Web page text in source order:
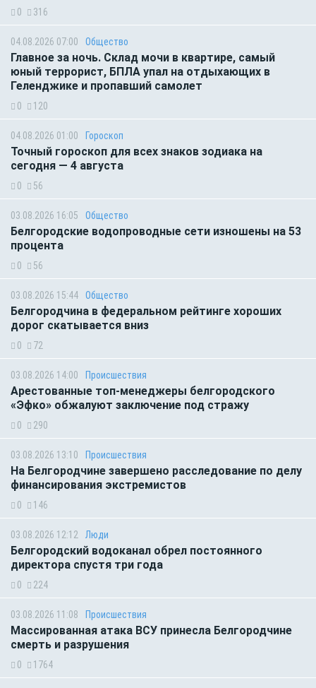
0 316
04.08.2026 07:00 Общество
Главное за ночь. Склад мочи в квартире, самый
юный террорист, БПЛА упал на отдыхающих в
Геленджике и пропавший самолет
0 120
04.08.2026 01:00 Гороскоп
Точный гороскоп для всех знаков зодиака на
сегодня — 4 августа
0 56
03.08.2026 16:05 Общество
Белгородские водопроводные сети изношены на 53
процента
0 56
03.08.2026 15:44 Общество
Белгородчина в федеральном рейтинге хороших
дорог скатывается вниз
0 72
03.08.2026 14:00 Происшествия
Арестованные топ-менеджеры белгородского
«Эфко» обжалуют заключение под стражу
0 290
03.08.2026 13:10 Происшествия
На Белгородчине завершено расследование по делу
финансирования экстремистов
0 146
03.08.2026 12:12 Люди
Белгородский водоканал обрел постоянного
директора спустя три года
0 224
03.08.2026 11:08 Происшествия
Массированная атака ВСУ принесла Белгородчине
смерть и разрушения
0 1764